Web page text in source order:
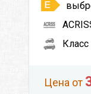
Класс
Цена от